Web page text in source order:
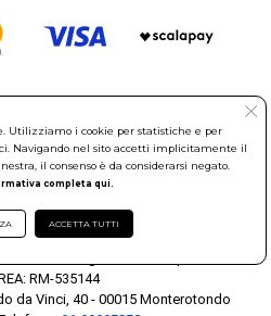
Scalo (RM)
Fiscale: 06634500588 Capitale
RM-535144
da Vinci, 40 - 00015 Monterotondo
Utilizziamo i cookie per statistiche e per
Navigando nel sito accetti implicitamente il
il consenso è da considerarsi negato.
completa qui.
ACCETTA TUTTI